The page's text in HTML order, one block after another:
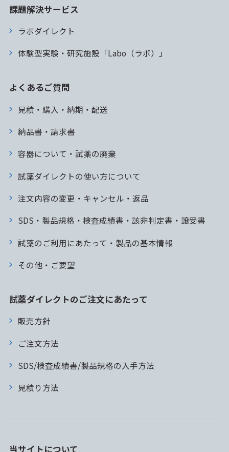
課題解決サービス
ラボダイレクト
体験型実験・研究施設「Labo（ラボ）」
よくあるご質問
見積・購入・納期・配送
納品書・請求書
容器について・試薬の廃棄
試薬ダイレクトの使い方について
注文内容の変更・キャンセル・返品
SDS・製品規格・検査成績書・該非判定書・譲受書
試薬のご利用にあたって・製品の基本情報
その他・ご要望
試薬ダイレクトのご注文にあたって
販売方針
ご注文方法
SDS/検査成績書/製品規格の入手方法
見積り方法
当サイトについて